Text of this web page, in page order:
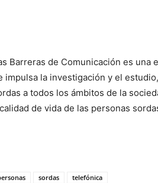
Barreras de Comunicación es una
la investigación y el
a todos los ámbitos de la
de vida de las personas
sordas telefónica